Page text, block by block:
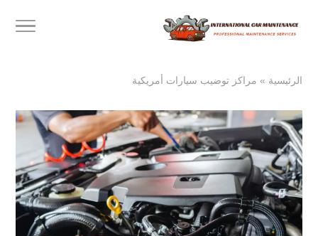
الرئيسية » مراكز توضيب سيارات أمريكية